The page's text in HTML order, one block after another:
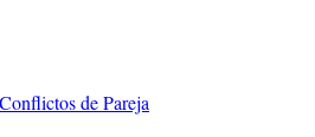
Conflictos de Pareja